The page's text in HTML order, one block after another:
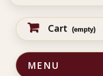
Cart (empty)
MENU